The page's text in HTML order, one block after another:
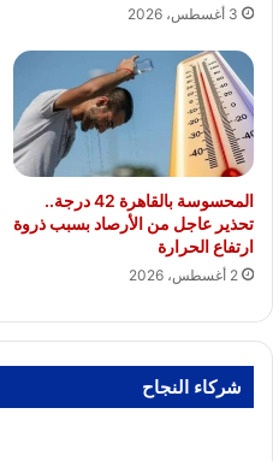
3 أغسطس، 2026
المحسوسة بالقاهرة 42 درجة..
تحذير عاجل من الأرصاد بسبب ذروة
ارتفاع الحرارة
2 أغسطس، 2026
شركاء النجاح